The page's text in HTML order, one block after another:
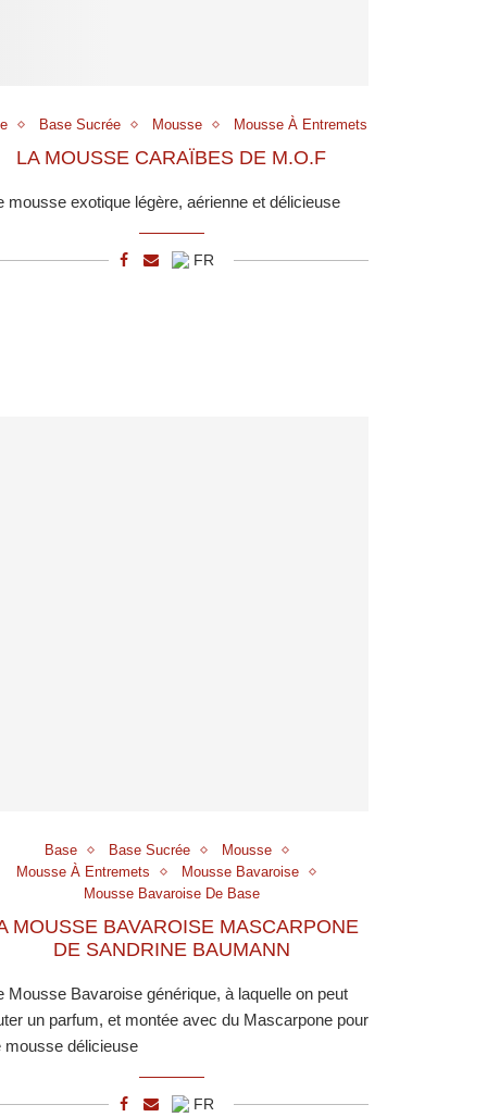
Base Sucrée Mousse Mousse À Entremets
LA MOUSSE CARAÏBES DE M.O.F
mousse exotique légère, aérienne et délicieuse
FR
Base Base Sucrée
Mousse
Mousse À Entremets
Mousse Bavaroise
Mousse Bavaroise De Base
MOUSSE BAVAROISE MASCARPONE
DE SANDRINE BAUMANN
Mousse Bavaroise générique, à laquelle on peut
un parfum, et montée avec du Mascarpone pour
mousse délicieuse
FR